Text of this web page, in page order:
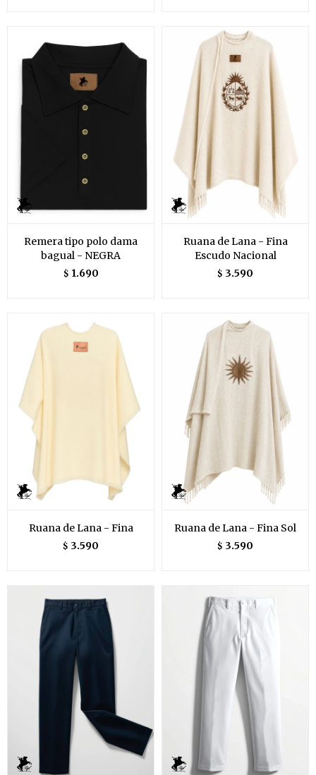
Remera tipo polo dama
bagual - NEGRA
$ 1.690
Ruana de Lana - Fina
Escudo Nacional
$ 3.590
Ruana de Lana - Fina
$ 3.590
Ruana de Lana - Fina Sol
$ 3.590